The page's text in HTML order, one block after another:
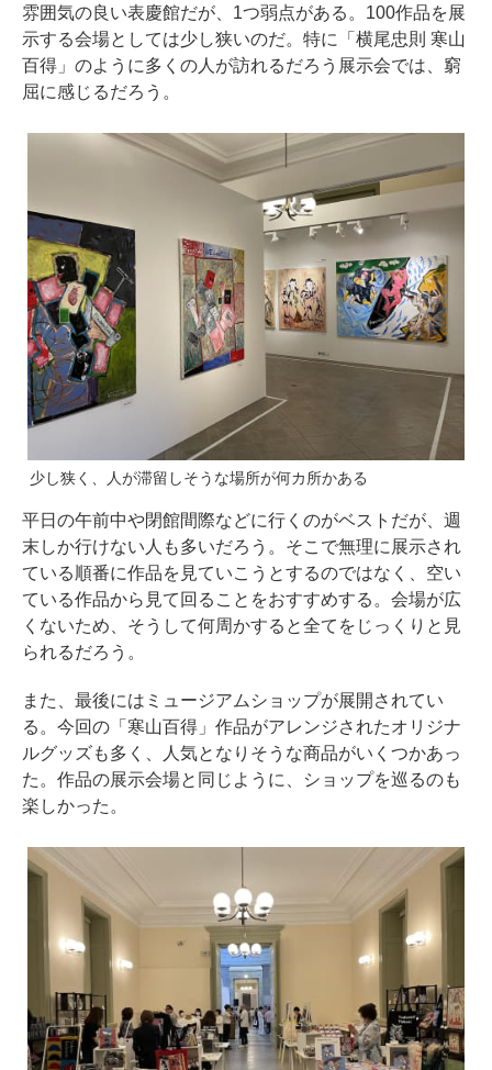
雰囲気の良い表慶館だが、1つ弱点がある。100作品を展
示する会場としては少し狭いのだ。特に「横尾忠則 寒山
百得」のように多くの人が訪れるだろう展示会では、窮
屈に感じるだろう。
少し狭く、人が滞留しそうな場所が何カ所かある
平日の午前中や閉館間際などに行くのがベストだが、週
末しか行けない人も多いだろう。そこで無理に展示され
ている順番に作品を見ていこうとするのではなく、空い
ている作品から見て回ることをおすすめする。会場が広
くないため、そうして何周かすると全てをじっくりと見
られるだろう。
また、最後にはミュージアムショップが展開されてい
る。今回の「寒山百得」作品がアレンジされたオリジナ
ルグッズも多く、人気となりそうな商品がいくつかあっ
た。作品の展示会場と同じように、ショップを巡るのも
楽しかった。